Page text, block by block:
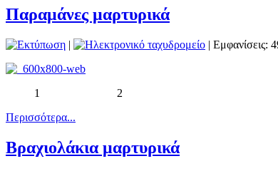
Παραμάνες μαρτυρικά
| | Εμφανίσεις:
1 2
Περισσότερα...
Βραχιολάκια μαρτυρικά